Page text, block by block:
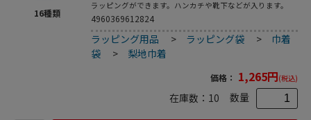
16種類
ラッピングができます。ハンカチや靴下などが入ります。
4960369612824
ラッピング用品 > ラッピング袋 > 巾着
袋
> 梨地巾着
価格： 1,265円(税込)
在庫数： 10 数量